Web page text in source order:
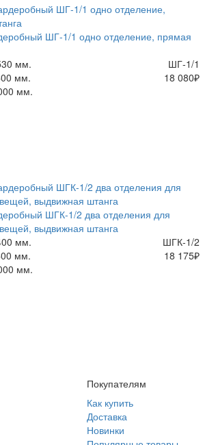
ШГ-1/1 одно отделение, прямая
ШГ-1/1
18 080₽
мм.
мм.
мм.
ШГК-1/2 два отделения для
выдвижная штанга
ШГК-1/2
18 175₽
мм.
мм.
мм.
Покупателям
Как купить
Доставка
Новинки